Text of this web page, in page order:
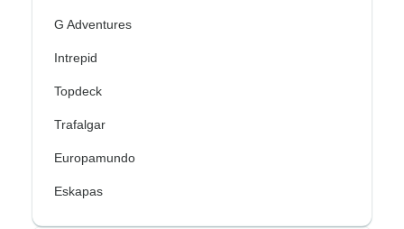
G Adventures
Intrepid
Topdeck
Trafalgar
Europamundo
Eskapas